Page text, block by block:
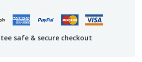
safe & secure checkout